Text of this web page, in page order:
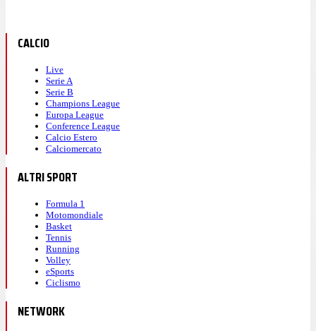
CALCIO
Live
Serie A
Serie B
Champions League
Europa League
Conference League
Calcio Estero
Calciomercato
ALTRI SPORT
Formula 1
Motomondiale
Basket
Tennis
Running
Volley
eSports
Ciclismo
NETWORK